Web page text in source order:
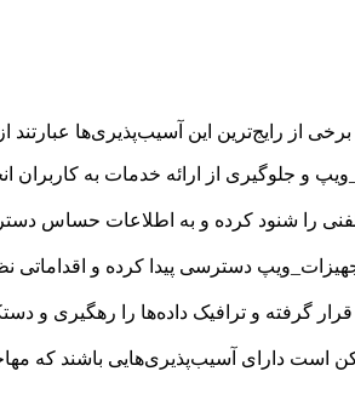
از رایج‌ترین این آسیب‌پذیری‌ها عبارتند
و جلوگیری از ارائه خدمات به
را شنود کرده و به اطلاعات حساس
دسترسی پیدا کرده و
گرفته و ترافیک داده‌ها را رهگیری و
است دارای آسیب‌پذیری‌هایی باشند که